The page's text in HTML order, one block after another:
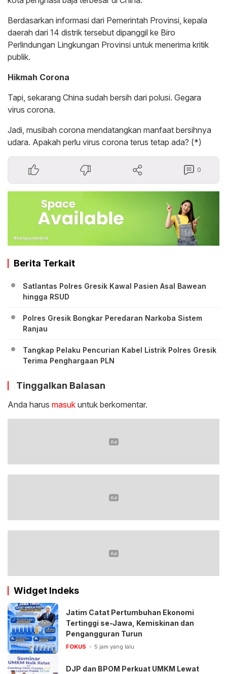
Berdasarkan informasi dari Pemerintah Provinsi, kepala
daerah dari 14 distrik tersebut dipanggil ke Biro
Perlindungan Lingkungan Provinsi untuk menerima kritik
publik.
Hikmah Corona
Tapi, sekarang China sudah bersih dari polusi. Gegara
virus corona.
Jadi, musibah corona mendatangkan manfaat bersihnya
udara. Apakah perlu virus corona terus tetap ada? (*)
0
Berita Terkait
Satlantas Polres Gresik Kawal Pasien Asal Bawean
hingga RSUD
Polres Gresik Bongkar Peredaran Narkoba Sistem
Ranjau
Tangkap Pelaku Pencurian Kabel Listrik Polres Gresik
Terima Penghargaan PLN
Tinggalkan Balasan
Anda harus masuk untuk berkomentar.
Widget Indeks
Jatim Catat Pertumbuhan Ekonomi
Tertinggi se-Jawa, Kemiskinan dan
Pengangguran Turun
FOKUS 5 jam yang lalu
DJP dan BPOM Perkuat UMKM Lewat